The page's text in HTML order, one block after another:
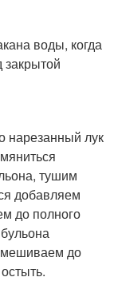
воды, когда
нарезанный лук
тушим
добавляем
до полного
до